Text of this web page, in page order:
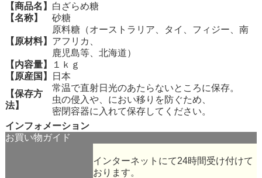
【商品名】 白ざらめ糖
【名称】
砂糖
【原材料】
原料糖（オーストラリア、タイ、フィジー、南
アフリカ、
鹿児島等、北海道）
【内容量】
１ｋｇ
【原産国】
日本
【保存方
法】
常温で直射日光のあたらないところに保存。
虫の侵入や、におい移りを防ぐため、
密閉容器に入れて保存してください。
インフォメーション
お買い物ガイド
インターネットにて24時間受け付けて
おります。